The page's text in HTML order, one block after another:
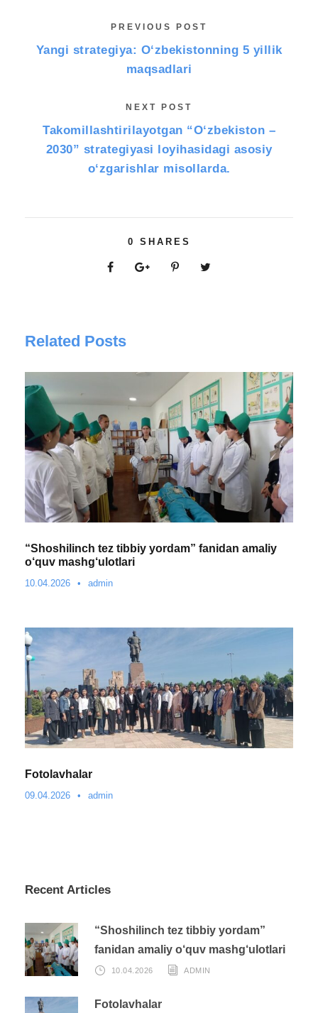
PREVIOUS POST
Yangi strategiya: O‘zbekistonning 5 yillik
maqsadlari
NEXT POST
Takomillashtirilayotgan “O‘zbekiston –
2030” strategiyasi loyihasidagi asosiy
o‘zgarishlar misollarda.
0 SHARES
Related Posts
“Shoshilinch tez tibbiy yordam” fanidan amaliy
o‘quv mashg‘ulotlari
10.04.2026 • admin
Fotolavhalar
09.04.2026 • admin
Recent Articles
“Shoshilinch tez tibbiy yordam”
fanidan amaliy o‘quv mashg‘ulotlari
10.04.2026 ADMIN
Fotolavhalar